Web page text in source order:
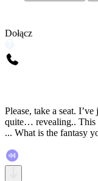
Dołącz
Please, take a seat.
quite… revealing.. This
... What is the fantasy